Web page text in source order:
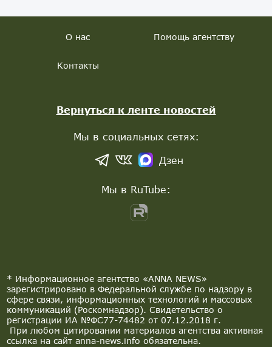
* Информационное агентство «ANNA NEWS»
зарегистрировано в Федеральной службе по надзору в
сфере связи, информационных технологий и массовых
коммуникаций (Роскомнадзор). Свидетельство о
регистрации ИА №ФС77-74482 от 07.12.2018 г.
При любом цитировании материалов агентства активная
ссылка на сайт anna-news.info обязательна.
О нас Помощь агентству
Контакты
Вернуться к ленте новостей
Мы в социальных сетях:
Дзен
Мы в RuTube: